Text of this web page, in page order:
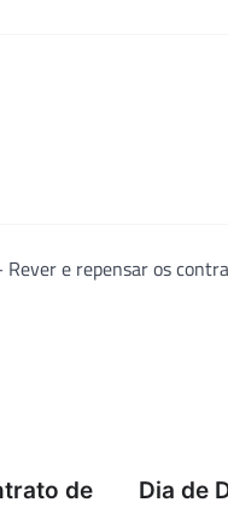
e repensar os
de
Dia de